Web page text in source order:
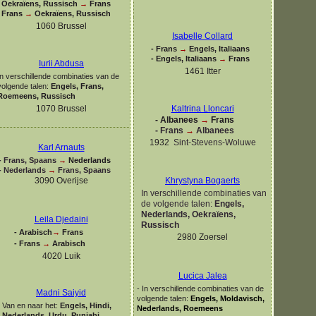
Oekraïens, Russisch → Frans
Frans → Oekraïens, Russisch
1060 Brussel
Iurii Abdusa
verschillende combinaties van de
talen: Engels, Frans,
Russisch
1070 Brussel
Karl Arnauts
Frans, Spaans → Nederlands
Nederlands → Frans, Spaans
3090 Overijse
Leila Djedaini
- Arabisch → Frans
- Frans → Arabisch
4020 Luik
Madni Saiyid
Van en naar het: Engels, Hindi,
Isabelle Collard
- Frans → Engels, Italiaans
- Engels, Italiaans → Frans
1461 Itter
Kaltrina Lloncari
- Albanees → Frans
- Frans → Albanees
1932 Sint-Stevens-Woluwe
Khrystyna Bogaerts
In verschillende combinaties van
de volgende talen: Engels,
Nederlands, Oekraïens,
Russisch
2980 Zoersel
Lucica Jalea
- In verschillende combinaties van de
volgende talen: Engels, Moldavisch,
Nederlands, Roemeens